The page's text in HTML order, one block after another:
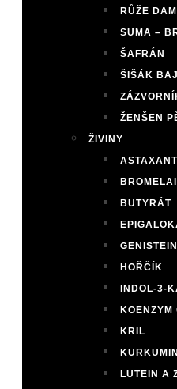
RŮŽE
SUMA –
ŠAFRÁN
ŠIŠÁK
ŽENŠEN
ŽIVINY
BUTYRÁT
GENISTEIN
HOŘČÍK
INDOL-3-
KOENZYM
KRIL
KURKUMIN
LUTEIN A